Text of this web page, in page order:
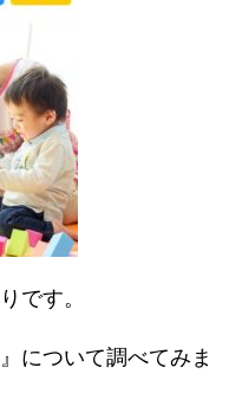
です。
について調べてみま